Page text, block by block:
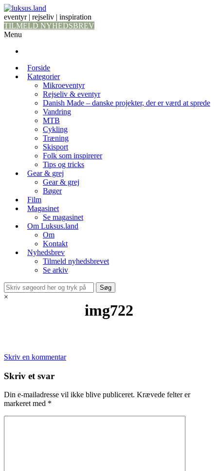
eventyr | rejseliv | inspiration
TILMELD NYHEDSBREV
Menu
Forside
Kategorier
Mikroeventyr
Rejseliv & eventyr
Danish Made – danske projekter, der er værd at sprede
Vandring
MTB
Cykling
Træning
Skisport
Folk som inspirerer
Tips og tricks
Gear & grej
Gear & grej
Bøger
Film
Magasinet
Se magasinet
Om Luksus.land
Om
Kontakt
Nyhedsbrev
Tilmeld nyhedsbrevet
Se arkiv
×
img722
Skriv en kommentar
Skriv et svar
Din e-mailadresse vil ikke blive publiceret. Krævede felter er
markeret med *